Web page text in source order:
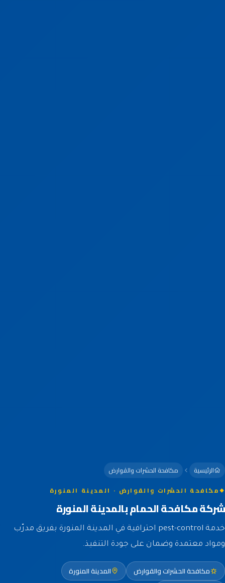
الرئيسية مكافحة الحشرات والقوارض
مكافحة الحشرات والقوارض · المدينة المنورة
شركة مكافحة الحمام بالمدينة المنورة
خدمة pest-control احترافية في المدينة المنورة بفريق مدرّب
ومواد معتمدة وضمان على جودة التنفيذ.
مكافحة الحشرات والقوارض
المدينة المنورة